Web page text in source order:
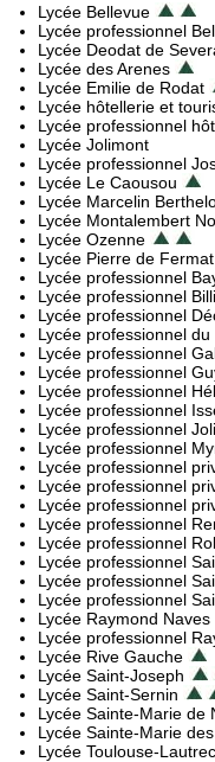
Lycée Bellevue
Lycée professionnel
Lycée Deodat de
Lycée des Arenes
Lycée Emilie de Rodat
Lycée hôtellerie et
Lycée professionnel
Lycée Jolimont
Lycée professionnel
Lycée Le Caousou
Lycée Marcelin
Lycée Montalembert
Lycée Ozenne
Lycée Pierre de Fermat
Lycée professionnel
Lycée professionnel
Lycée professionnel
Lycée professionnel du
Lycée professionnel
Lycée professionnel
Lycée professionnel
Lycée professionnel
Lycée professionnel
Lycée professionnel
Lycée professionnel
Lycée professionnel
Lycée professionnel
Lycée professionnel
Lycée professionnel
Lycée professionnel
Lycée professionnel
Lycée professionnel
Lycée Raymond Naves
Lycée professionnel
Lycée Rive Gauche
Lycée Saint-Joseph
Lycée Saint-Sernin
Lycée Sainte-Marie de
Lycée Sainte-Marie
Lycée Toulouse-Lautrec